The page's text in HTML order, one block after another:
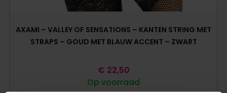
AXAMI – VALLEY OF SENSATIONS – KANTEN STRING MET
STRAPS – GOUD MET BLAUW ACCENT – ZWART
Op voorraad
€ 22,50